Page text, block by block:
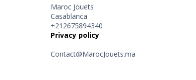
Maroc Jouets
Casablanca
+212675894340
Privacy policy
Contact@MarocJouets.ma